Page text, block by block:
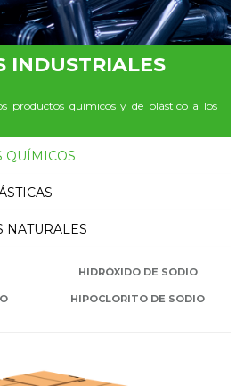
INDUSTRIALES
productos químicos y de plástico a los
QUÍMICOS
NATURALES
HIDRÓXIDO DE SODIO
HIPOCLORITO DE SODIO